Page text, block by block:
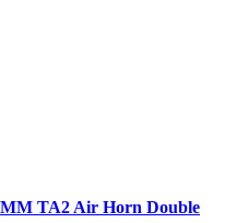
TA2 Air Horn Double